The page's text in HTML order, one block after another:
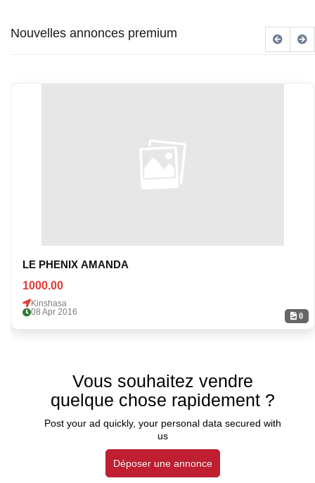
Nouvelles annonces premium
0
LE PHENIX AMANDA
1000.00
Kinshasa
08 Apr 2016
Vous souhaitez vendre
quelque chose rapidement ?
Post your ad quickly, your personal data secured with
us
Déposer une annonce